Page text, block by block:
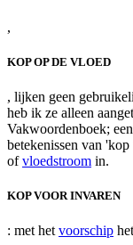
,
KOP OP DE VLOED
, lijken geen
heb ik ze alleen
Vakwoordenboek;
betekenissen van
ofvloedstroom in.
KOP VOOR INVAREN
: met het voorschip